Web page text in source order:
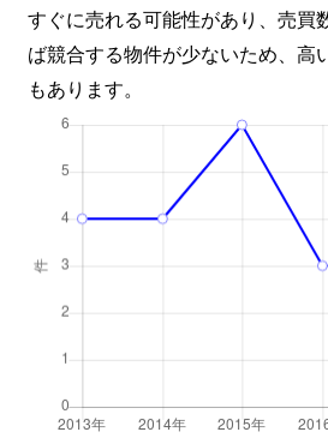
すぐに売れる可能性があり、売買
ば競合する物件が少ないため、高
もあります。